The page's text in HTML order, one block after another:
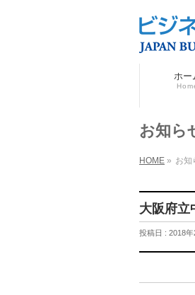
ホー
お知ら
HOME » お知
大阪府立
投稿日 : 2018年